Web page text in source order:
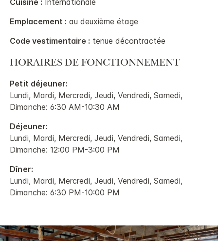
Cuisine : Internationale
Emplacement : au deuxième étage
Code vestimentaire : tenue décontractée
HORAIRES DE FONCTIONNEMENT
Petit déjeuner:
Lundi, Mardi, Mercredi, Jeudi, Vendredi, Samedi,
Dimanche: 6:30 AM-10:30 AM
Déjeuner:
Lundi, Mardi, Mercredi, Jeudi, Vendredi, Samedi,
Dimanche: 12:00 PM-3:00 PM
Dîner:
Lundi, Mardi, Mercredi, Jeudi, Vendredi, Samedi,
Dimanche: 6:30 PM-10:00 PM